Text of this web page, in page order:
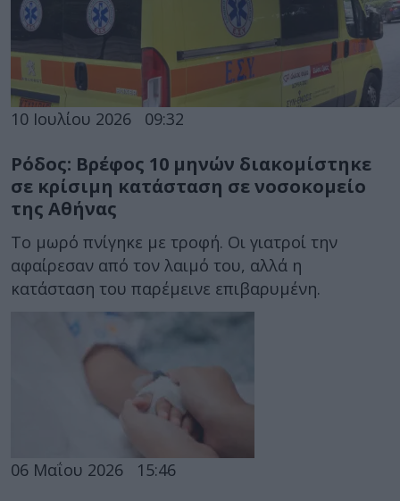
10 Ιουλίου 2026 09:32
Ρόδος: Βρέφος 10 μηνών διακομίστηκε
σε κρίσιμη κατάσταση σε νοσοκομείο
της Αθήνας
Το μωρό πνίγηκε με τροφή. Οι γιατροί την
αφαίρεσαν από τον λαιμό του, αλλά η
κατάσταση του παρέμεινε επιβαρυμένη.
06 Μαΐου 2026 15:46